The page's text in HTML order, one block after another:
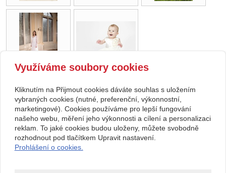
zpět
Kontakt
Svatební studio Forever
Nekonečná 1024, 123 00
Praha
+420 123 456 789
Využíváme soubory cookies
Kliknutím na Přijmout cookies dáváte souhlas s uložením
vybraných cookies (nutné, preferenční, výkonnostní,
marketingové). Cookies používáme pro lepší fungování
našeho webu, měření jeho výkonnosti a cílení a personalizaci
reklam. To jaké cookies budou uloženy, můžete svobodně
rozhodnout pod tlačítkem Upravit nastavení.
Prohlášení o cookies.